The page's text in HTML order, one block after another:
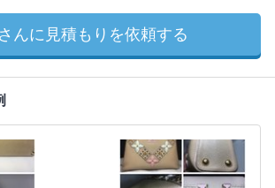
んに見積もりを依頼する